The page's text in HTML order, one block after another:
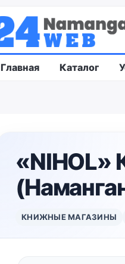
Главная Каталог
КНИЖНЫЕ МАГАЗИНЫ